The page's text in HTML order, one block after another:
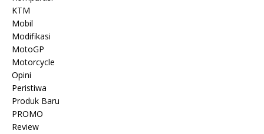
KTM
Mobil
Modifikasi
MotoGP
Motorcycle
Opini
Peristiwa
Produk Baru
PROMO
Review